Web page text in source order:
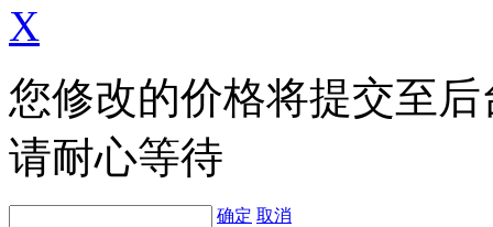
X
您修改的价格将提交至
请耐心等待
确定 取消